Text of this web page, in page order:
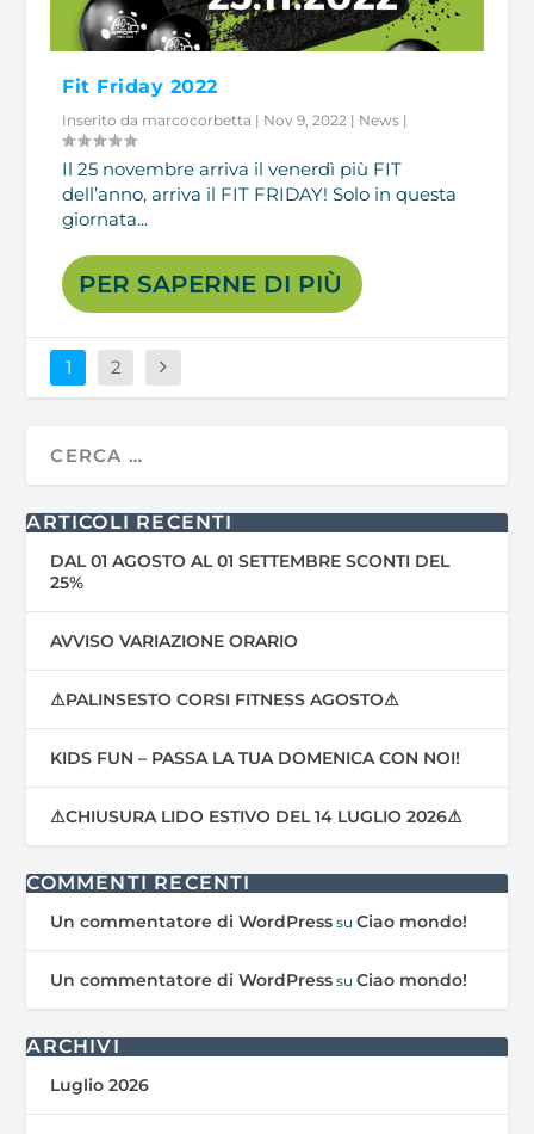
Fit Friday 2022
Inserito da marcocorbetta | Nov 9, 2022 | News |
Il 25 novembre arriva il venerdì più FIT
dell’anno, arriva il FIT FRIDAY! Solo in questa
giornata...
PER SAPERNE DI PIÙ
1 2
ARTICOLI RECENTI
DAL 01 AGOSTO AL 01 SETTEMBRE SCONTI DEL
25%
AVVISO VARIAZIONE ORARIO
⚠PALINSESTO CORSI FITNESS AGOSTO⚠
KIDS FUN – PASSA LA TUA DOMENICA CON NOI!
⚠CHIUSURA LIDO ESTIVO DEL 14 LUGLIO 2026⚠
COMMENTI RECENTI
Un commentatore di WordPress suCiao mondo!
Un commentatore di WordPress suCiao mondo!
ARCHIVI
Luglio 2026